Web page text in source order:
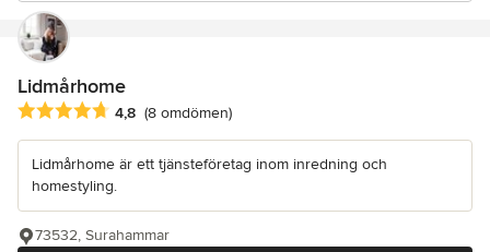
Lidmårhome
Genomsnittligt omdöme: 4.8 av 5 stjärnor
4,8 (8 omdömen)
Lidmårhome är ett tjänsteföretag inom inredning och
homestyling.
73532, Surahammar